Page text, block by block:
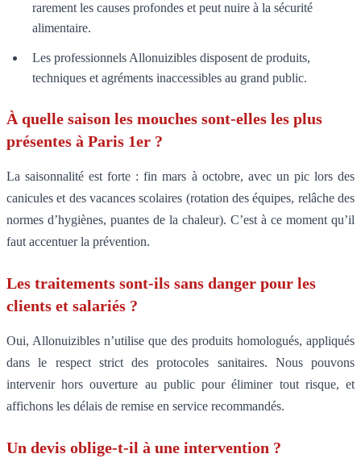
rarement les causes profondes et peut nuire à la sécurité
alimentaire.
Les professionnels Allonuizibles disposent de produits,
techniques et agréments inaccessibles au grand public.
À quelle saison les mouches sont-elles les plus
présentes à Paris 1er ?
La saisonnalité est forte : fin mars à octobre, avec un pic lors des
canicules et des vacances scolaires (rotation des équipes, relâche des
normes d’hygiènes, puantes de la chaleur). C’est à ce moment qu’il
faut accentuer la prévention.
Les traitements sont-ils sans danger pour les
clients et salariés ?
Oui, Allonuizibles n’utilise que des produits homologués, appliqués
dans le respect strict des protocoles sanitaires. Nous pouvons
intervenir hors ouverture au public pour éliminer tout risque, et
affichons les délais de remise en service recommandés.
Un devis oblige-t-il à une intervention ?